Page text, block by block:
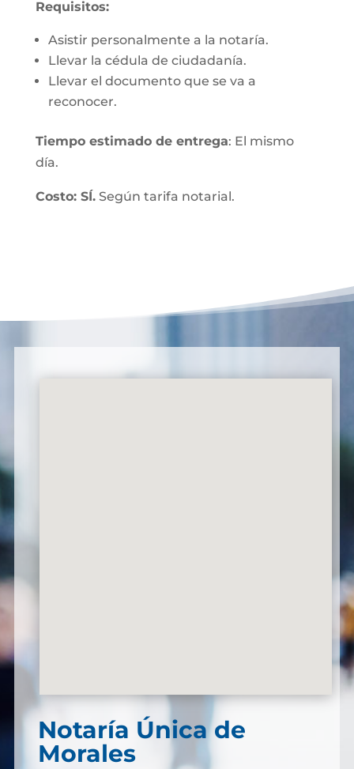
Requisitos:
Asistir personalmente a la notaría.
Llevar la cédula de ciudadanía.
Llevar el documento que se va a
reconocer.
Tiempo estimado de entrega: El mismo
día.
Costo: SÍ.Según tarifa notarial.
Notaría Única de
Morales